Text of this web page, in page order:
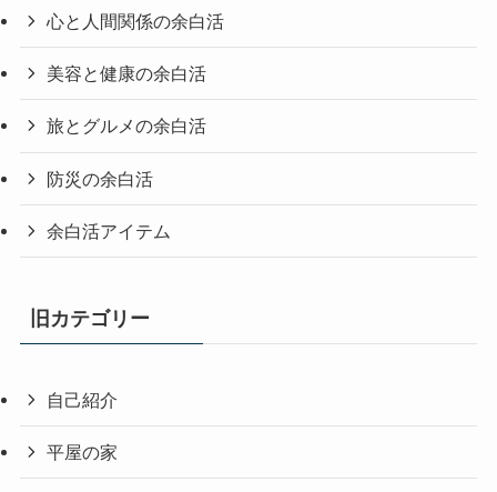
心と人間関係の余白活
美容と健康の余白活
旅とグルメの余白活
防災の余白活
余白活アイテム
旧カテゴリー
自己紹介
平屋の家